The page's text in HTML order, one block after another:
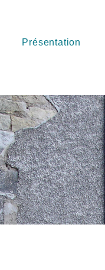
Présentation